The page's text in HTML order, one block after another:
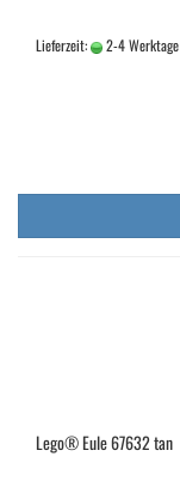
Lieferzeit: 2-4 Werktage
Lego® Eule 67632 tan